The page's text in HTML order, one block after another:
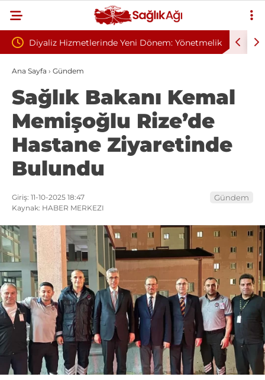
Dönem: Yönetmelik Sivilce Sandı, Cilt Kanseri Çıktı:
Ana Sayfa › Gündem
Sağlık Bakanı Kemal
Memişoğlu Rize’de
Hastane Ziyaretinde
Bulundu
Giriş: 11-10-2025 18:47
Kaynak: HABER MERKEZI
Gündem